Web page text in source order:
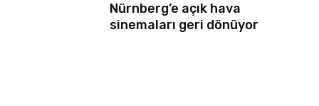
Nürnberg’e açık hava
sinemaları geri dönüyor